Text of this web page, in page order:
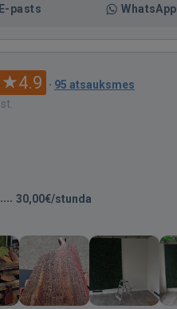
E-pasts WhatsApp
4.9 · 95 atsauksmes
30,00€/stunda